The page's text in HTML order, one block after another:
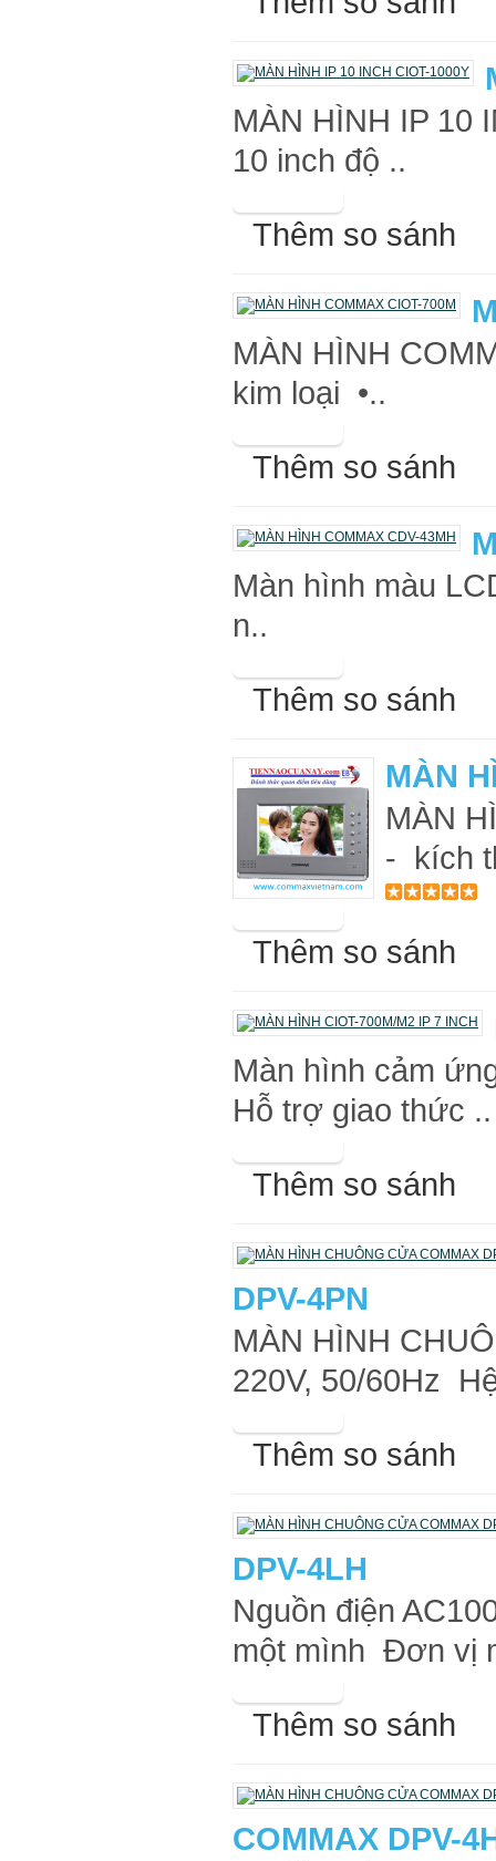
MÀN HÌNH IP 10
10 inch độ ..
Thêm so sánh
MÀN HÌNH
kim loại •..
Thêm so sánh
Màn hình màu
n..
Thêm so sánh
MÀN
MÀN
- kích
Thêm so sánh
Màn hình cảm
Hỗ trợ giao thức ..
Thêm so sánh
DPV-4PN
MÀN HÌNH
220V, 50/60Hz
Thêm so sánh
DPV-4LH
Nguồn điện
một mình Đơn vị
Thêm so sánh
COMMAX DPV-